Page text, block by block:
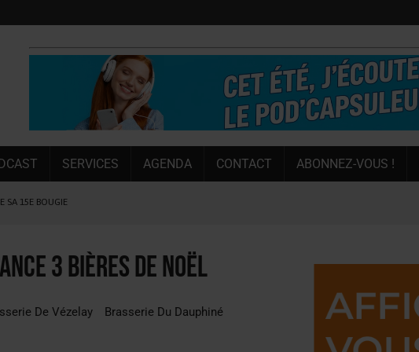
SERVICES AGENDA CONTACT ABONNEZ-VOUS !
SA 15E BOUGIE
DE 50 %
L’ÉTÉ
LE MARCHÉ [ÉTUDE]
MARTIN
3 bières de Noël
De Vézelay
Brasserie Du Dauphiné